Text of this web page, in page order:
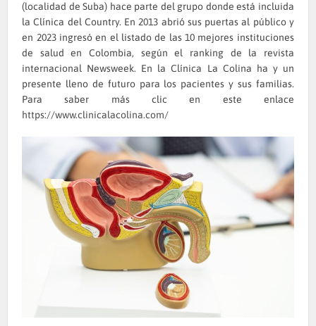
(localidad de Suba) hace parte del grupo donde está incluida
la Clínica del Country. En 2013 abrió sus puertas al público y
en 2023 ingresó en el listado de las 10 mejores instituciones
de salud en Colombia, según el ranking de la revista
internacional Newsweek. En la Clínica La Colina ha y un
presente lleno de futuro para los pacientes y sus familias.
Para saber más clic en este enlace
https://www.clinicalacolina.com/